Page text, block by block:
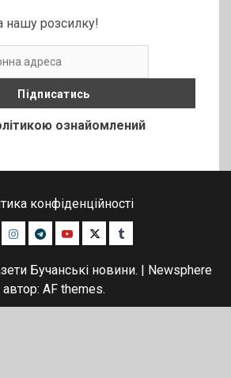
нашу розсилку!
ознайомлений
конфіденційності
Instagram
TelegramYoutubeTwitterTumblr
Бучанські новини.
Newsphere
автор: AF themes.